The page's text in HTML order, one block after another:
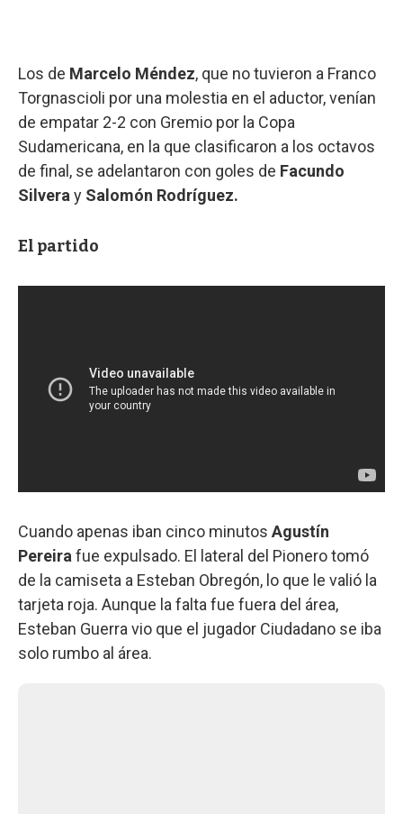
Los de Marcelo Méndez, que no tuvieron a Franco
Torgnascioli por una molestia en el aductor, venían
de empatar 2-2 con Gremio por la Copa
Sudamericana, en la que clasificaron a los octavos
de final, se adelantaron con goles de Facundo
Silvera y Salomón Rodríguez.
El partido
Cuando apenas iban cinco minutos Agustín
Pereirafue expulsado. El lateral del Pionero tomó
de la camiseta a Esteban Obregón, lo que le valió la
tarjeta roja. Aunque la falta fue fuera del área,
Esteban Guerra vio que el jugador Ciudadano se iba
solo rumbo al área.